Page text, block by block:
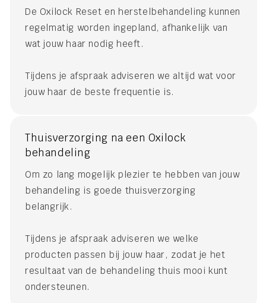
De Oxilock Reset en herstelbehandeling kunnen
regelmatig worden ingepland, afhankelijk van
wat jouw haar nodig heeft.
Tijdens je afspraak adviseren we altijd wat voor
jouw haar de beste frequentie is.
Thuisverzorging na een Oxilock
behandeling
Om zo lang mogelijk plezier te hebben van jouw
behandeling is goede thuisverzorging
belangrijk.
Tijdens je afspraak adviseren we welke
producten passen bij jouw haar, zodat je het
resultaat van de behandeling thuis mooi kunt
ondersteunen.